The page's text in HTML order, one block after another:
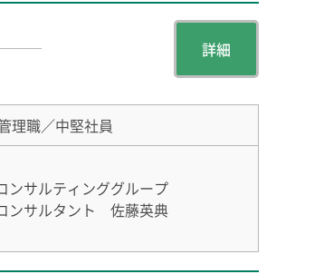
詳細
理職／中堅社員
ンサルティンググループ
ンサルタント 佐藤英典